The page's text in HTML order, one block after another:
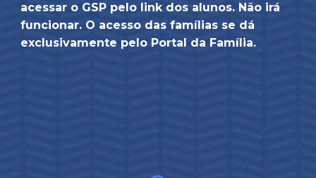
acessar o GSP pelo link dos alunos. Não irá
funcionar. O acesso das famílias se dá
exclusivamente pelo Portal da Família.